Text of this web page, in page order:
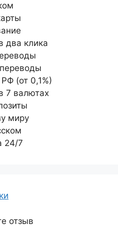
два клика
(от 0,1%)
7 валютах
миру
24/7
отзыв